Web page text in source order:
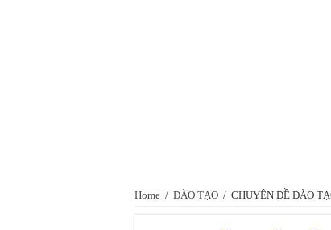
Home / ĐÀO TẠO / CHUYÊN ĐỀ ĐÀO